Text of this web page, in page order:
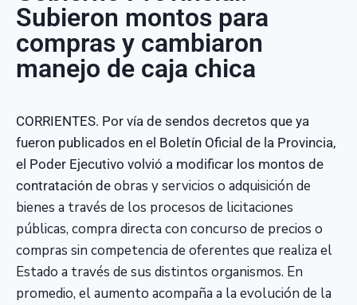
Subieron montos para
compras y cambiaron
manejo de caja chica
CORRIENTES. Por vía de sendos decretos que ya
fueron publicados en el Boletín Oficial de la Provincia,
el Poder Ejecutivo volvió a modificar los montos de
contratación de obras y servicios o adquisición de
bienes a través de los procesos de licitaciones
públicas, compra directa con concurso de precios o
compras sin competencia de oferentes que realiza el
Estado a través de sus distintos organismos. En
promedio, el aumento acompaña a la evolución de la